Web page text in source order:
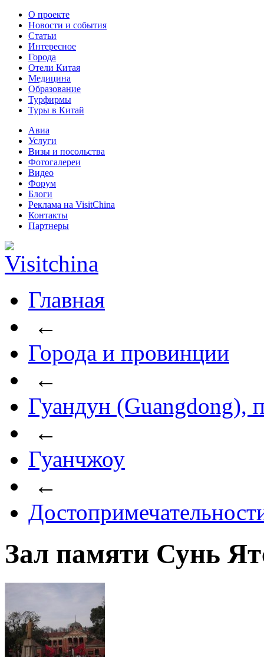
О проекте
Новости и события
Статьи
Интересное
Города
Отели Китая
Медицина
Образование
Турфирмы
Туры в Китай
Авиа
Услуги
Визы и посольства
Фотогалереи
Видео
Форум
Блоги
Реклама на VisitChina
Контакты
Партнеры
Главная
←
Города и провинции
←
Гуандун (Guangdong),
←
Гуанчжоу
←
Зал памяти Сунь